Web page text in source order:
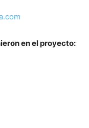
en el proyecto: